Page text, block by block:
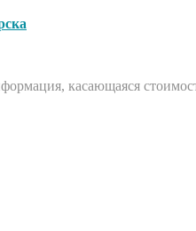
касающаяся